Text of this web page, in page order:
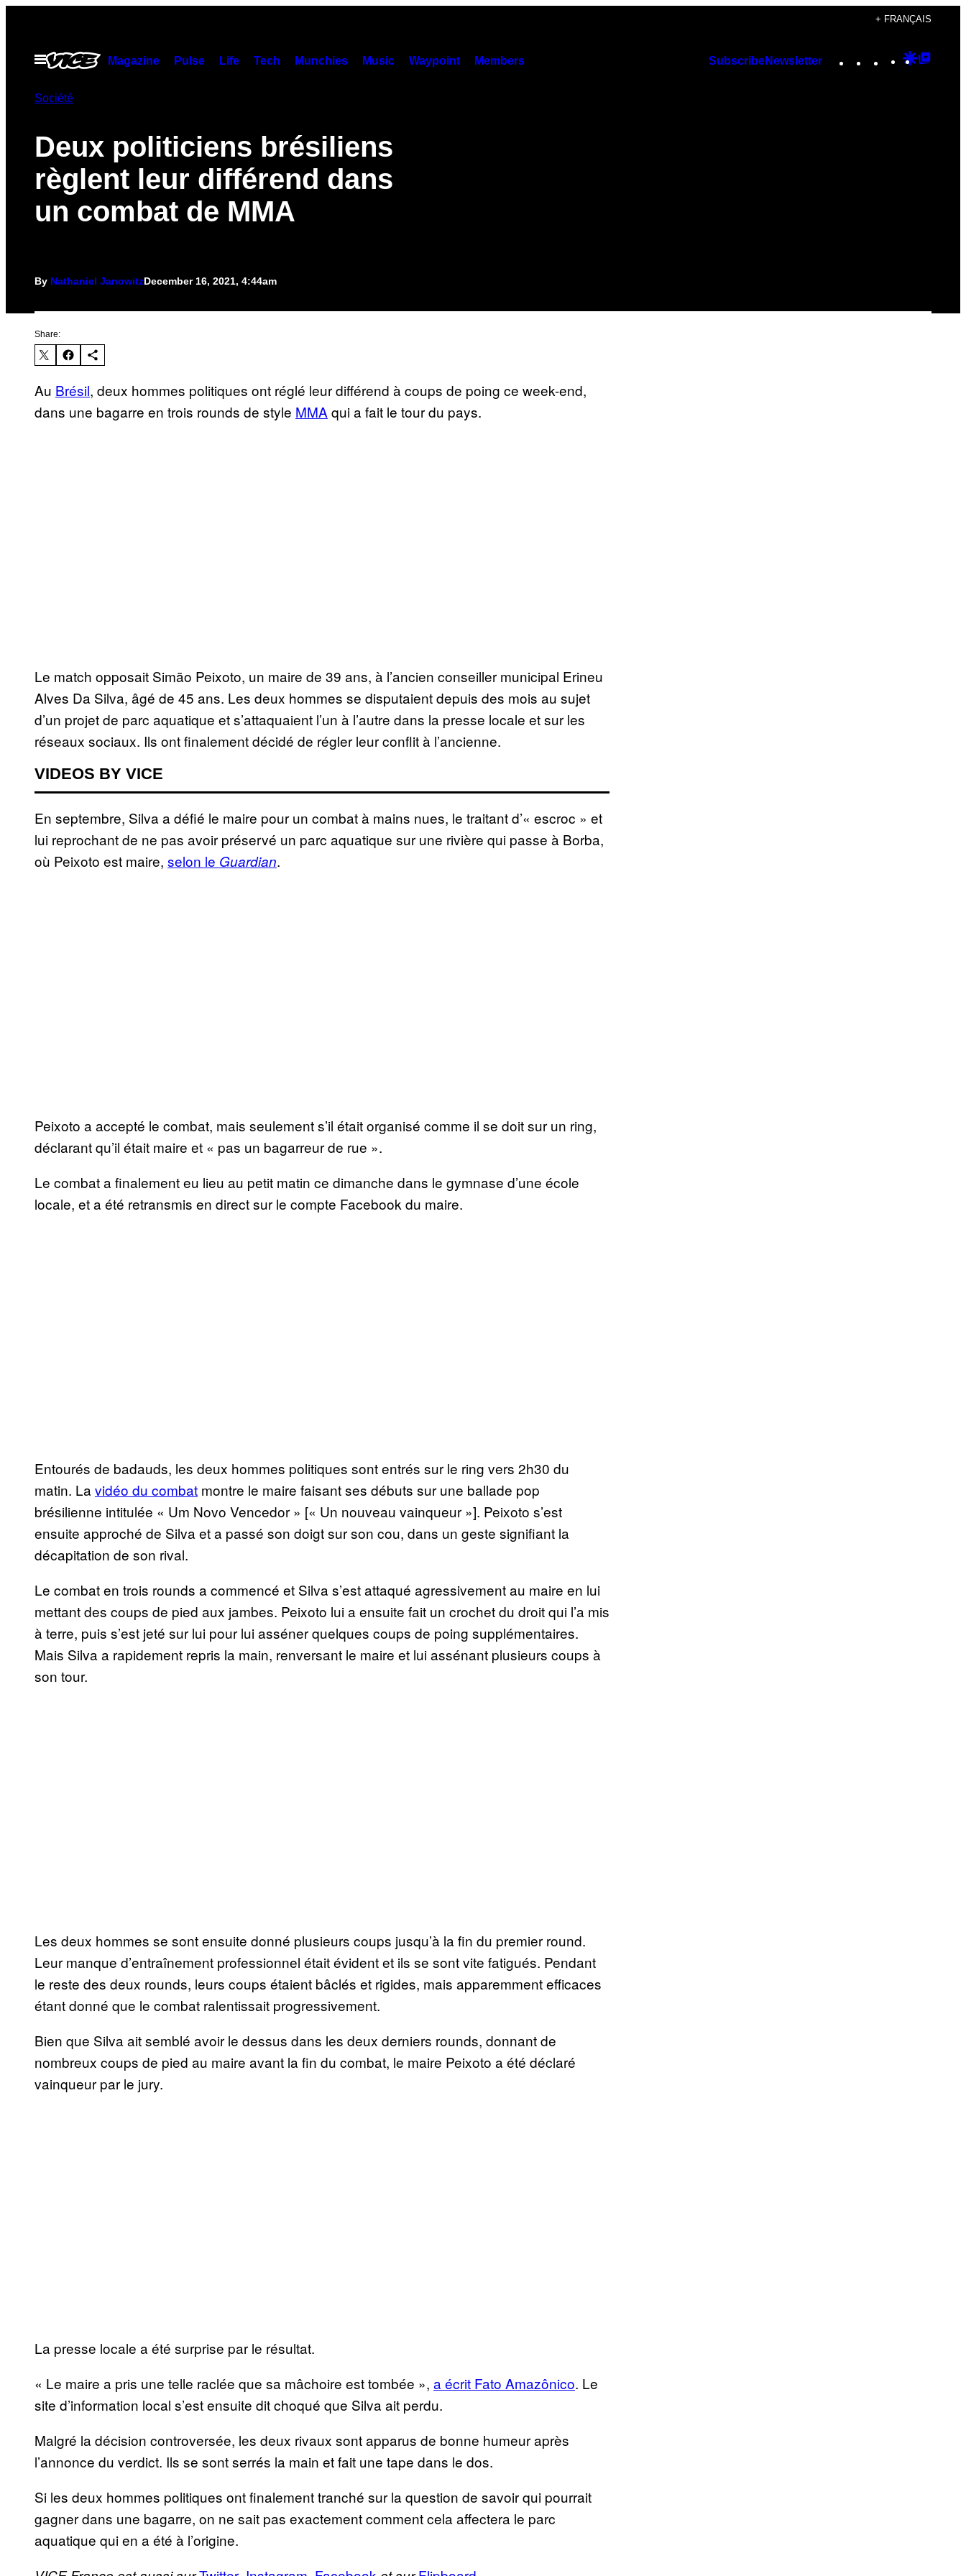
content
+ FRANÇAIS
Open
Menu
Magazine Pulse Life Tech Munchies Music Waypoint Members SubscribeNewsletter Instagram
TikTok
YouTube
Google
Société
Deux politiciens brésiliens
règlent leur différend dans
un combat de MMA
By Nathaniel JanowitzDecember 16, 2021, 4:44am
Share:
Au Brésil, deux hommes politiques ont réglé leur différend à coups de poing ce week-end,
dans une bagarre en trois rounds de style MMA qui a fait le tour du pays.
Le match opposait Simão Peixoto, un maire de 39 ans, à l’ancien conseiller municipal Erineu
Alves Da Silva, âgé de 45 ans. Les deux hommes se disputaient depuis des mois au sujet
d’un projet de parc aquatique et s’attaquaient l’un à l’autre dans la presse locale et sur les
réseaux sociaux. Ils ont finalement décidé de régler leur conflit à l’ancienne.
VIDEOS BY VICE
En septembre, Silva a défié le maire pour un combat à mains nues, le traitant d’« escroc » et
lui reprochant de ne pas avoir préservé un parc aquatique sur une rivière qui passe à Borba,
où Peixoto est maire, selon le Guardian.
Peixoto a accepté le combat, mais seulement s’il était organisé comme il se doit sur un ring,
déclarant qu’il était maire et « pas un bagarreur de rue ».
Le combat a finalement eu lieu au petit matin ce dimanche dans le gymnase d’une école
locale, et a été retransmis en direct sur le compte Facebook du maire.
Entourés de badauds, les deux hommes politiques sont entrés sur le ring vers 2h30 du
matin. La vidéo du combat montre le maire faisant ses débuts sur une ballade pop
brésilienne intitulée « Um Novo Vencedor » [« Un nouveau vainqueur »]. Peixoto s’est
ensuite approché de Silva et a passé son doigt sur son cou, dans un geste signifiant la
décapitation de son rival.
Le combat en trois rounds a commencé et Silva s’est attaqué agressivement au maire en lui
mettant des coups de pied aux jambes. Peixoto lui a ensuite fait un crochet du droit qui l’a mis
à terre, puis s’est jeté sur lui pour lui asséner quelques coups de poing supplémentaires.
Mais Silva a rapidement repris la main, renversant le maire et lui assénant plusieurs coups à
son tour.
Les deux hommes se sont ensuite donné plusieurs coups jusqu’à la fin du premier round.
Leur manque d’entraînement professionnel était évident et ils se sont vite fatigués. Pendant
le reste des deux rounds, leurs coups étaient bâclés et rigides, mais apparemment efficaces
étant donné que le combat ralentissait progressivement.
Bien que Silva ait semblé avoir le dessus dans les deux derniers rounds, donnant de
nombreux coups de pied au maire avant la fin du combat, le maire Peixoto a été déclaré
vainqueur par le jury.
La presse locale a été surprise par le résultat.
« Le maire a pris une telle raclée que sa mâchoire est tombée », a écrit Fato Amazônico. Le
site d’information local s’est ensuite dit choqué que Silva ait perdu.
Malgré la décision controversée, les deux rivaux sont apparus de bonne humeur après
l’annonce du verdict. Ils se sont serrés la main et fait une tape dans le dos.
Si les deux hommes politiques ont finalement tranché sur la question de savoir qui pourrait
gagner dans une bagarre, on ne sait pas exactement comment cela affectera le parc
aquatique qui en a été à l’origine.